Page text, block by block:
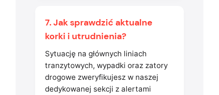
7. Jak sprawdzić aktualne
korki i utrudnienia?
Sytuację na głównych liniach
tranzytowych, wypadki oraz zatory
drogowe zweryfikujesz w naszej
dedykowanej sekcji z alertami